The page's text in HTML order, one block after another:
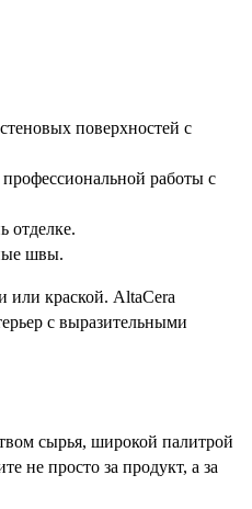
поверхностей с
работы с
отделке.
швы.
или краской. AltaCera
с выразительными
сырья, широкой палитрой
не просто за продукт, а за